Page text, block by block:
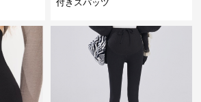
付きスパッツ